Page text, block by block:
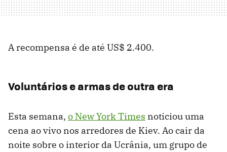
A recompensa é de até US$ 2.400.
Voluntários e armas de outra era
Esta semana, o New York Times noticiou uma
cena ao vivo nos arredores de Kiev. Ao cair da
noite sobre o interior da Ucrânia, um grupo de